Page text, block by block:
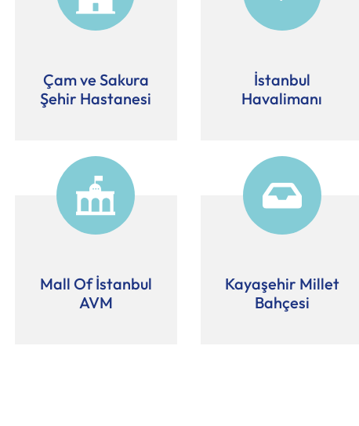
Çam ve Sakura
Şehir Hastanesi
İstanbul
Havalimanı
Mall Of İstanbul
AVM
Kayaşehir Millet
Bahçesi